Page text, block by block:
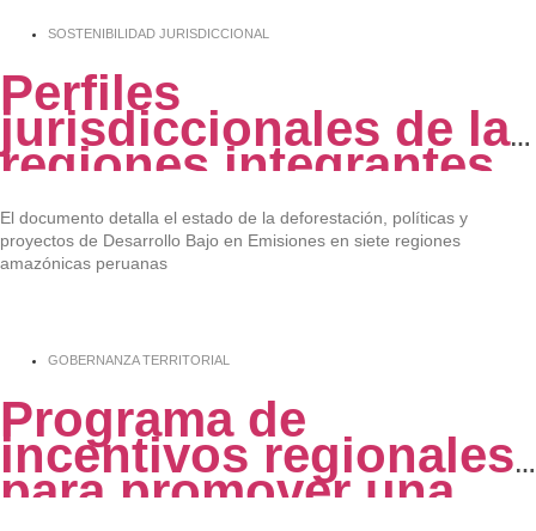
SOSTENIBILIDAD JURISDICCIONAL
Perfiles
jurisdiccionales de la
regiones integrantes
del Grupo de los
Gobernadores por el
Clima y los Bosques
El documento detalla el estado de la deforestación, políticas y
proyectos de Desarrollo Bajo en Emisiones en siete regiones
amazónicas peruanas
GOBERNANZA TERRITORIAL
Programa de
incentivos regionales
para promover una